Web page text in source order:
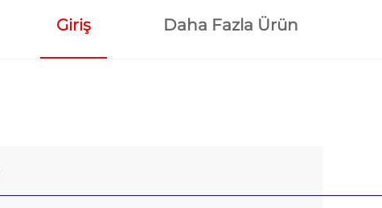
Giriş Daha Fazla Ürün